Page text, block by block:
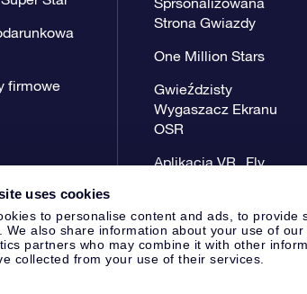
uses cookies
to personalise content and ads, to provide
We also share information about your use of
partners who may combine it with other
collected from your use of their services.
firmowe
Strona Gwiazdy
One Million Stars
Gwieździsty
Wygaszacz Ekranu
OSR
Aplikacja VR „Fly